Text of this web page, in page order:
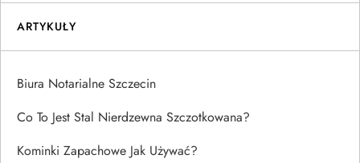
ARTYKUŁY
Biura Notarialne Szczecin
Co To Jest Stal Nierdzewna Szczotkowana?
Kominki Zapachowe Jak Używać?